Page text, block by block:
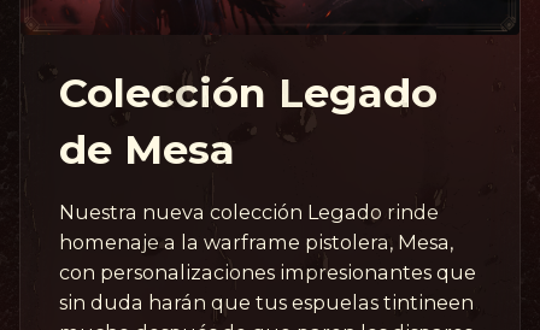
Colección Legado
de Mesa
Nuestra nueva colección Legado rinde
homenaje a la warframe pistolera, Mesa,
con personalizaciones impresionantes que
sin duda harán que tus espuelas tintineen